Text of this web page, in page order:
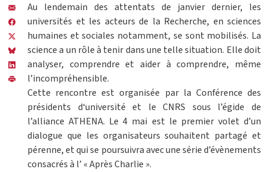
Au lendemain des attentats de janvier dernier, les
universités et les acteurs de la Recherche, en sciences
humaines et sociales notamment, se sont mobilisés. La
science a un rôle à tenir dans une telle situation. Elle doit
analyser, comprendre et aider à comprendre, même
l’incompréhensible.
Cette rencontre est organisée par la Conférence des
présidents d‘université et le CNRS sous l’égide de
l’alliance ATHENA. Le 4 mai est le premier volet d’un
dialogue que les organisateurs souhaitent partagé et
pérenne, et qui se poursuivra avec une série d’évènements
consacrés à l’ « Après Charlie ».